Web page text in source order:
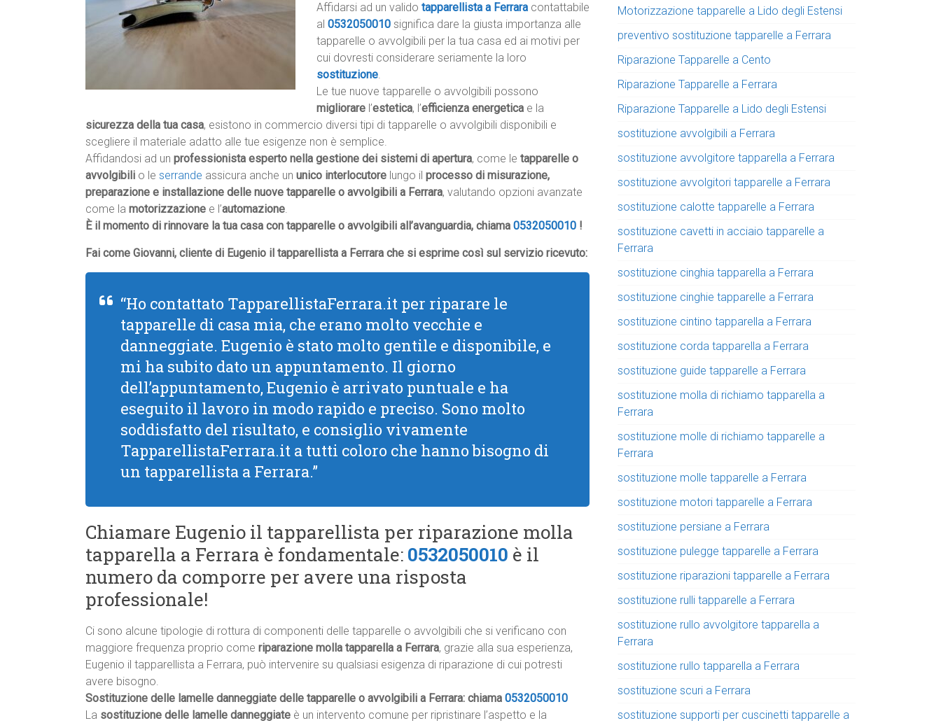
Affidarsi ad un valido tapparellista a Ferrara contattabile
al 0532050010 significa dare la giusta importanza alle
tapparelle o avvolgibili per la tua casa ed ai motivi per
cui dovresti considerare seriamente la loro
sostituzione.
Le tue nuove tapparelle o avvolgibili possono
migliorare l’estetica, l’efficienza energetica e la
sicurezza della tua casa, esistono in commercio diversi tipi di tapparelle o avvolgibili disponibili e
scegliere il materiale adatto alle tue esigenze non è semplice.
Affidandosi ad un professionista esperto nella gestione dei sistemi di apertura, come le tapparelle o
avvolgibili o le serrande assicura anche un unico interlocutore lungo il processo di misurazione,
preparazione e installazione delle nuove tapparelle o avvolgibili a Ferrara, valutando opzioni avanzate
come la motorizzazione e l’automazione.
È il momento di rinnovare la tua casa con tapparelle o avvolgibili all’avanguardia, chiama 0532050010 !
Fai come Giovanni, cliente di Eugenio il tapparellista a Ferrara che si esprime così sul servizio ricevuto:
“Ho contattato TapparellistaFerrara.it per riparare le
tapparelle di casa mia, che erano molto vecchie e
danneggiate. Eugenio è stato molto gentile e disponibile, e
mi ha subito dato un appuntamento. Il giorno
dell’appuntamento, Eugenio è arrivato puntuale e ha
eseguito il lavoro in modo rapido e preciso. Sono molto
soddisfatto del risultato, e consiglio vivamente
TapparellistaFerrara.it a tutti coloro che hanno bisogno di
un tapparellista a Ferrara.”
Chiamare Eugenio il tapparellista per riparazione molla
tapparella a Ferrara è fondamentale: 0532050010 è il
numero da comporre per avere una risposta
professionale!
Ci sono alcune tipologie di rottura di componenti delle tapparelle o avvolgibili che si verificano con
maggiore frequenza proprio come riparazione molla tapparella a Ferrara, grazie alla sua esperienza,
Eugenio il tapparellista a Ferrara, può intervenire su qualsiasi esigenza di riparazione di cui potresti
avere bisogno.
Sostituzione delle lamelle danneggiate delle tapparelle o avvolgibili a Ferrara: chiama 0532050010
La sostituzione delle lamelle danneggiate è un intervento comune per ripristinare l’aspetto e la
Motorizzazione tapparelle a Lido degli Estensi
preventivo sostituzione tapparelle a Ferrara
Riparazione Tapparelle a Cento
Riparazione Tapparelle a Ferrara
Riparazione Tapparelle a Lido degli Estensi
sostituzione avvolgibili a Ferrara
sostituzione avvolgitore tapparella a Ferrara
sostituzione avvolgitori tapparelle a Ferrara
sostituzione calotte tapparelle a Ferrara
sostituzione cavetti in acciaio tapparelle a
Ferrara
sostituzione cinghia tapparella a Ferrara
sostituzione cinghie tapparelle a Ferrara
sostituzione cintino tapparella a Ferrara
sostituzione corda tapparella a Ferrara
sostituzione guide tapparelle a Ferrara
sostituzione molla di richiamo tapparella a
Ferrara
sostituzione molle di richiamo tapparelle a
Ferrara
sostituzione molle tapparelle a Ferrara
sostituzione motori tapparelle a Ferrara
sostituzione persiane a Ferrara
sostituzione pulegge tapparelle a Ferrara
sostituzione riparazioni tapparelle a Ferrara
sostituzione rulli tapparelle a Ferrara
sostituzione rullo avvolgitore tapparella a
Ferrara
sostituzione rullo tapparella a Ferrara
sostituzione scuri a Ferrara
sostituzione supporti per cuscinetti tapparelle a